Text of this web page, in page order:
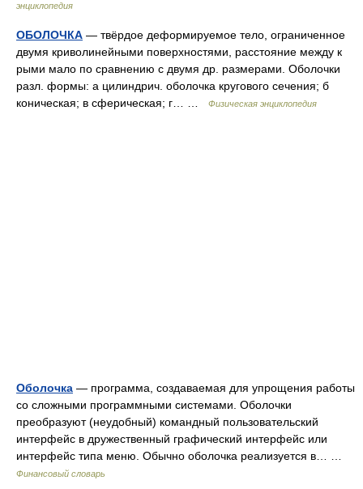
энциклопедия
ОБОЛОЧКА — твёрдое деформируемое тело, ограниченное
двумя криволинейными поверхностями, расстояние между к
рыми мало по сравнению с двумя др. размерами. Оболочки
разл. формы: а цилиндрич. оболочка кругового сечения; б
коническая; в сферическая; г… …
Физическая энциклопедия
Оболочка — программа, создаваемая для упрощения работы
со сложными программными системами. Оболочки
преобразуют (неудобный) командный пользовательский
интерфейс в дружественный графический интерфейс или
интерфейс типа меню. Обычно оболочка реализуется в… …
Финансовый словарь